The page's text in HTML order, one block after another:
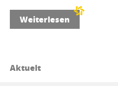
Weiterlesen
Aktuelt